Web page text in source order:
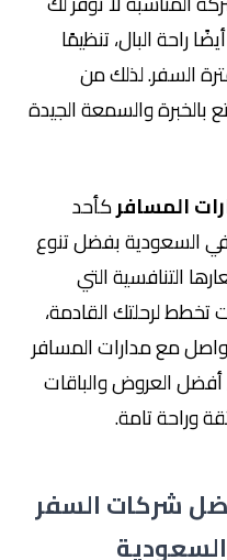
راحة البال، تنظيمًا
السفر. لذلك من
بالخبرة والسمعة الجيدة
المسافركأحد
السعودية بفضل تنوع
التنافسية التي
تخطط لرحلتك القادمة،
مع مدارات المسافر
أفضل العروض والباقات
وراحة تامة.
شركات السفر